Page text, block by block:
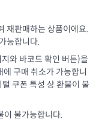
재판매하는 상품이에요.
능합니다.
와 바코드 확인 버튼)을
구매 취소가 가능합니
쿠폰 특성 상 환불이 불
이 불가능합니다.